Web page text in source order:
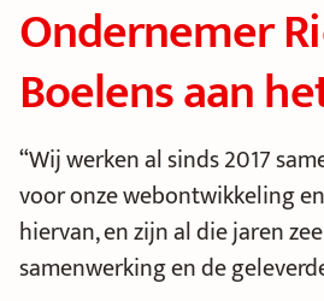
Ondernemer
Boelens aan
“Wij werken al sinds 2017
voor onze webontwikkeling
hiervan, en zijn al die jaren
samenwerking en de